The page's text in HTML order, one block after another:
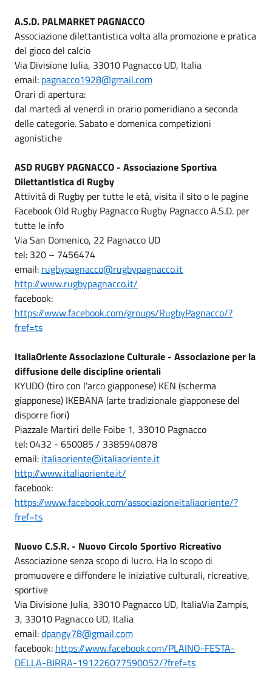
A.S.D. PALMARKET PAGNACCO
Associazione dilettantistica volta alla promozione e pratica
del gioco del calcio
Via Divisione Julia, 33010 Pagnacco UD, Italia
email: pagnacco1928@gmail.com
Orari di apertura:
dal martedì al venerdì in orario pomeridiano a seconda
delle categorie. Sabato e domenica competizioni
agonistiche
ASD RUGBY PAGNACCO - Associazione Sportiva
Dilettantistica di Rugby
Attività di Rugby per tutte le età, visita il sito o le pagine
Facebook Old Rugby Pagnacco Rugby Pagnacco A.S.D. per
tutte le info
Via San Domenico, 22 Pagnacco UD
tel: 320 – 7456474
email: rugbypagnacco@rugbypagnacco.it
http://www.rugbypagnacco.it/
facebook:
https://www.facebook.com/groups/RugbyPagnacco/?
fref=ts
ItaliaOriente Associazione Culturale - Associazione per la
diffusione delle discipline orientali
KYUDO (tiro con l'arco giapponese) KEN (scherma
giapponese) IKEBANA (arte tradizionale giapponese del
disporre fiori)
Piazzale Martiri delle Foibe 1, 33010 Pagnacco
tel: 0432 - 650085 / 3385940878
email: italiaoriente@italiaoriente.it
http://www.italiaoriente.it/
facebook:
https://www.facebook.com/associazioneitaliaoriente/?
fref=ts
Nuovo C.S.R. - Nuovo Circolo Sportivo Ricreativo
Associazione senza scopo di lucro. Ha lo scopo di
promuovere e diffondere le iniziative culturali, ricreative,
sportive
Via Divisione Julia, 33010 Pagnacco UD, ItaliaVia Zampis,
3, 33010 Pagnacco UD, Italia
email:dpangy78@gmail.com
facebook: https://www.facebook.com/PLAINO-FESTA-
DELLA-BIRRA-191226077590052/?fref=ts